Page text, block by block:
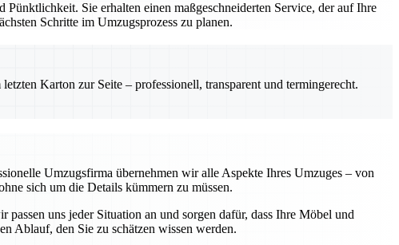
Sie erhalten einen maßgeschneiderten Service, der auf Ihre
Schritte im Umzugsprozess zu planen.
Karton zur Seite – professionell, transparent und termingerecht.
Umzugsfirma übernehmen wir alle Aspekte Ihres Umzuges – von
sich um die Details kümmern zu müssen.
uns jeder Situation an und sorgen dafür, dass Ihre Möbel und
Ablauf, den Sie zu schätzen wissen werden.